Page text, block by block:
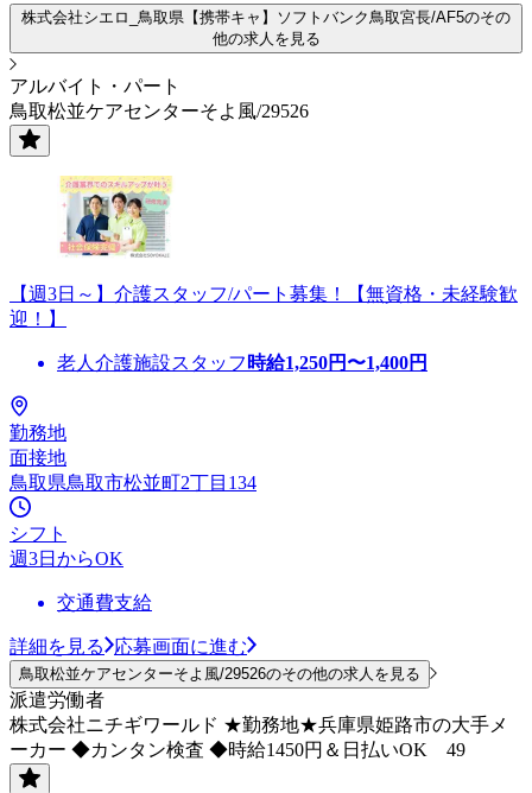
株式会社シエロ_鳥取県【携帯キャ】ソフトバンク鳥取宮長/AF5のその
他の求人を見る
アルバイト・パート
鳥取松並ケアセンターそよ風/29526
【週3日～】介護スタッフ/パート募集！【無資格・未経験歓
迎！】
老人介護施設スタッフ 時給1,250円〜1,400円
勤務地
面接地
鳥取県鳥取市松並町2丁目134
シフト
週3日からOK
交通費支給
詳細を見る 応募画面に進む
鳥取松並ケアセンターそよ風/29526のその他の求人を見る
派遣労働者
株式会社ニチギワールド ★勤務地★兵庫県姫路市の大手メ
ーカー ◆カンタン検査 ◆時給1450円＆日払いOK 49